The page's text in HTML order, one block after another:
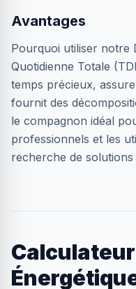
Avantages
Pourquoi utiliser notre
Quotidienne Totale
temps précieux,
fournit des
le compagnon idéal
professionnels et les
recherche de
Calculateur